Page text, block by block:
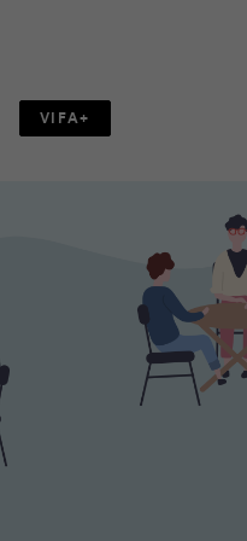
VIFA+